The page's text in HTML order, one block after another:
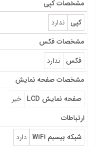
مشخصات کپی
کپی ندارد
مشخصات فکس
فکس ندارد
مشخصات صفحه نمایش
صفحه نمایش LCD
خیر
ارتباطات
شبکه بیسیم WiFi
دارد